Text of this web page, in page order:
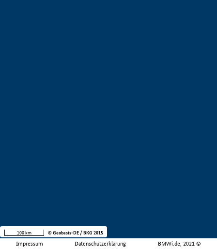
Impressum Datenschutzerklärung BMWi.de, 2021 ©
100 km © Geobasis-DE / BKG 2015